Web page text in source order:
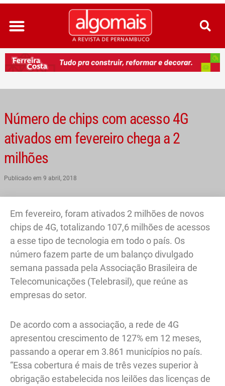
Ir
para
conteúdo
Número de chips com acesso 4G
ativados em fevereiro chega a 2
milhões
Publicado em 9 abril, 2018
Em fevereiro, foram ativados 2 milhões de novos
chips de 4G, totalizando 107,6 milhões de acessos
a esse tipo de tecnologia em todo o país. Os
número fazem parte de um balanço divulgado
semana passada pela Associação Brasileira de
Telecomunicações (Telebrasil), que reúne as
empresas do setor.
De acordo com a associação, a rede de 4G
apresentou crescimento de 127% em 12 meses,
passando a operar em 3.861 municípios no país.
“Essa cobertura é mais de três vezes superior à
obrigação estabelecida nos leilões das licenças de